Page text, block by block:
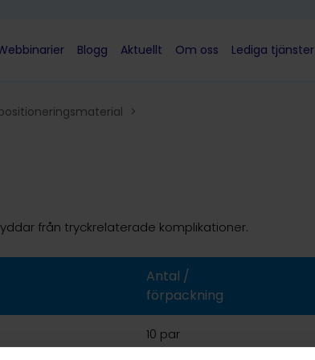
Blogg Aktuellt Om oss Lediga tjänster
>
från tryckrelaterade komplikationer.
Antal /
förpackning
10 par